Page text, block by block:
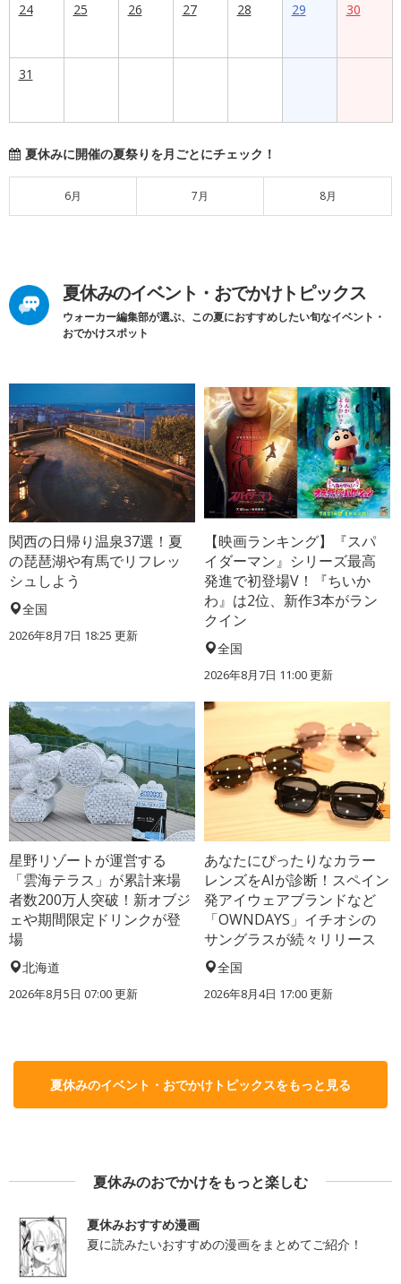
24 25 26 27 28 29 30
31
夏休みに開催の夏祭りを月ごとにチェック！
6月 7月 8月
夏休みのイベント・おでかけトピックス
ウォーカー編集部が選ぶ、この夏におすすめしたい旬なイベント・
おでかけスポット
関西の日帰り温泉37選！夏
の琵琶湖や有馬でリフレッ
シュしよう
全国
2026年8月7日 18:25 更新
【映画ランキング】『スパ
イダーマン』シリーズ最高
発進で初登場V！『ちいか
わ』は2位、新作3本がラン
クイン
全国
2026年8月7日 11:00更新
星野リゾートが運営する
「雲海テラス」が累計来場
者数200万人突破！新オブジ
ェや期間限定ドリンクが登
場
北海道
2026年8月5日 07:00更新
あなたにぴったりなカラー
レンズをAIが診断！スペイン
発アイウェアブランドなど
「OWNDAYS」イチオシの
サングラスが続々リリース
全国
2026年8月4日 17:00更新
夏休みのイベント・おでかけトピックスをもっと見る
夏休みのおでかけをもっと楽しむ
夏休みおすすめ漫画
夏に読みたいおすすめの漫画をまとめてご紹介！